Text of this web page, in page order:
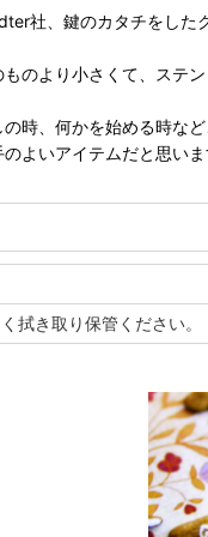
社、鍵のカタチをした
のより小さくて、ステ
時、何かを始める時な
よいアイテムだと思いま
拭き取り保管ください。